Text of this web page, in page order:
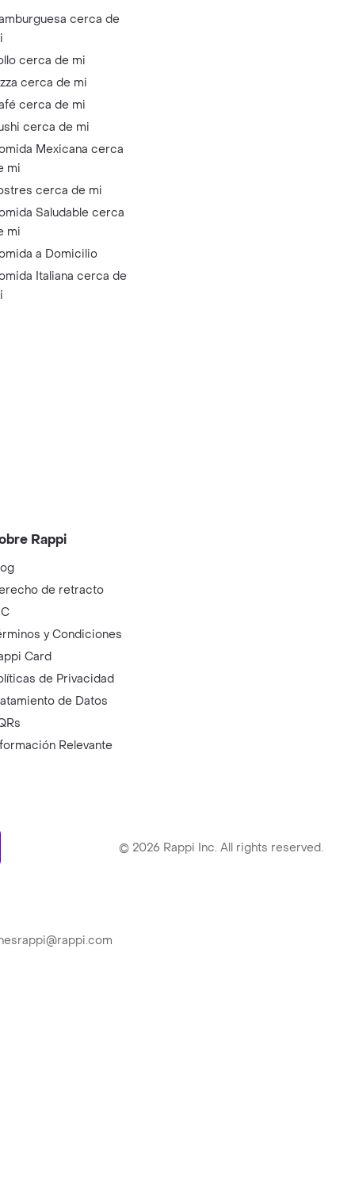
cerca de
cerca de mi
cerca de mi
cerca de mi
cerca de mi
Mexicana cerca
mi
cerca de mi
Saludable cerca
mi
a Domicilio
Italiana cerca de
Rappi
de retracto
y Condiciones
Card
de Privacidad
de Datos
Relevante
© 2026 Rappi Inc. All rights reserved.